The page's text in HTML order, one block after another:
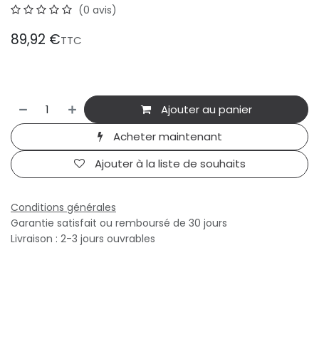
(0 avis)
89,92 €TTC
Ajouter au panier
Acheter maintenant
Ajouter à la liste de souhaits
Conditions générales
Garantie satisfait ou remboursé de 30 jours
Livraison : 2-3 jours ouvrables